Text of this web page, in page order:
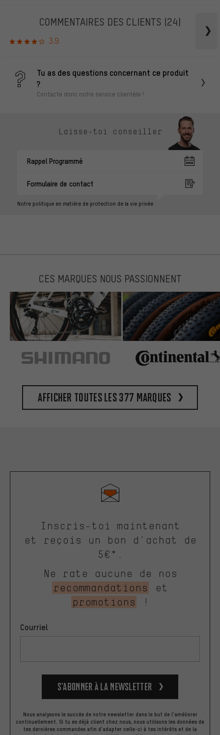
COMMENTAIRES DES CLIENTS (24)
3.9
Tu as des questions concernant ce produit
?
Contacte donc notre service clientèle !
Laisse-toi conseiller
Rappel Programmé
Formulaire de contact
Notre politique en matière de protection de la vie privée
CES MARQUES NOUS PASSIONNENT
Afficher toutes les 377 marques
Inscris-toi maintenant
et reçois un bon d'achat de
5€*.
Ne rate aucune de nos
recommandations
et
promotions
!
Courriel
S’abonner à la newsletter
Nous analysons le succès de notre newsletter dans le but de l'améliorer
continuellement. Si tu es déjà client chez nous, nous utilisons les données de
tes dernières commandes afin d'adapter celle-ci à tes intérêts et de la